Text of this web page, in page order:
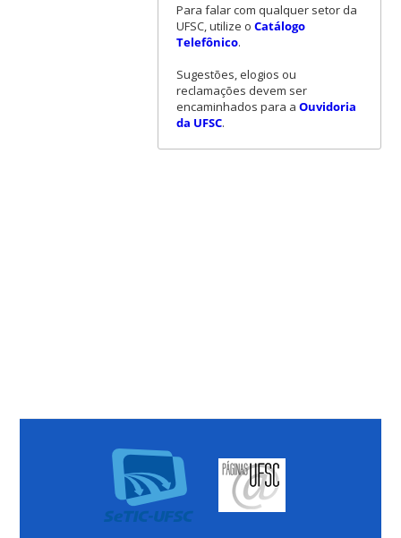
Para falar com qualquer setor da
UFSC, utilize o Catálogo
Telefônico.
Sugestões, elogios ou
reclamações devem ser
encaminhados para a Ouvidoria
da UFSC.